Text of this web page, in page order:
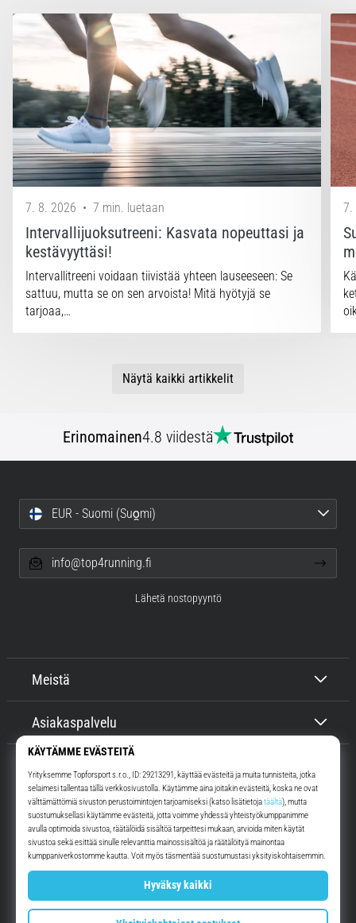
7. 8. 2026 • 7 min. luetaan
Intervallijuoksutreeni: Kasvata nopeuttasi ja
kestävyyttäsi!
Intervallitreeni voidaan tiivistää yhteen lauseeseen: Se
sattuu, mutta se on sen arvoista! Mitä hyötyjä se
tarjoaa,…
7.
Näytä kaikki artikkelit
Erinomainen4.8 viidestä
Top4Running.fi
Yli 16 vuoden ajan motivoimme sinua lähtemään ulos juoksemaan.
Nopeammin. Kanssamme. Joka päivä.
InstagramYouTube
Meistä
Asiakaspalvelu
EUR - Suomi (Suo̯mi)
info@top4running.fi
Lähetä nostopyyntö